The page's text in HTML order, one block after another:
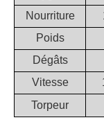
Nourriture
Poids
Dégâts
Vitesse
Torpeur